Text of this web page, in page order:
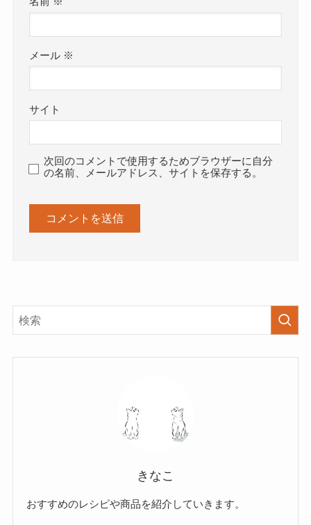
メール ※
サイト
次回のコメントで使用するためブラウザーに自分
の名前、メールアドレス、サイトを保存する。
きなこ
おすすめのレシピや商品を紹介していきます。